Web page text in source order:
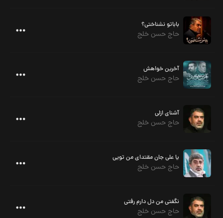
باباتو نشناختی؟
حاج حسن خلج
آخرین خواهش
حاج حسن خلج
آشنای ازلی
حاج حسن خلج
یا علی جان مقتدای من تویی
حاج حسن خلج
نگفتی من دل دارم رفتی
حاج حسن خلج